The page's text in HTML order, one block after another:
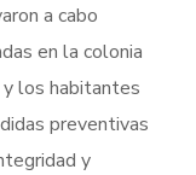
a cabo
en la colonia
y los habitantes
preventivas
y